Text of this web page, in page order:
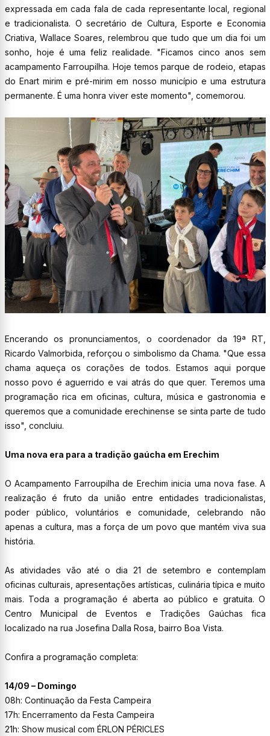
expressada em cada fala de cada representante local, regional
e tradicionalista. O secretário de Cultura, Esporte e Economia
Criativa, Wallace Soares, relembrou que tudo que um dia foi um
sonho, hoje é uma feliz realidade. "Ficamos cinco anos sem
acampamento Farroupilha. Hoje temos parque de rodeio, etapas
do Enart mirim e pré-mirim em nosso município e uma estrutura
permanente. É uma honra viver este momento", comemorou.
Encerando os pronunciamentos, o coordenador da 19ª RT,
Ricardo Valmorbida, reforçou o simbolismo da Chama. "Que essa
chama aqueça os corações de todos. Estamos aqui porque
nosso povo é aguerrido e vai atrás do que quer. Teremos uma
programação rica em oficinas, cultura, música e gastronomia e
queremos que a comunidade erechinense se sinta parte de tudo
isso", concluiu.
Uma nova era para a tradição gaúcha em Erechim
O Acampamento Farroupilha de Erechim inicia uma nova fase. A
realização é fruto da união entre entidades tradicionalistas,
poder público, voluntários e comunidade, celebrando não
apenas a cultura, mas a força de um povo que mantém viva sua
história.
As atividades vão até o dia 21 de setembro e contemplam
oficinas culturais, apresentações artísticas, culinária típica e muito
mais. Toda a programação é aberta ao público e gratuita. O
Centro Municipal de Eventos e Tradições Gaúchas fica
localizado na rua Josefina Dalla Rosa, bairro Boa Vista.
Confira a programação completa:
14/09 – Domingo
08h: Continuação da Festa Campeira
17h: Encerramento da Festa Campeira
21h: Show musical com ÉRLON PÉRICLES